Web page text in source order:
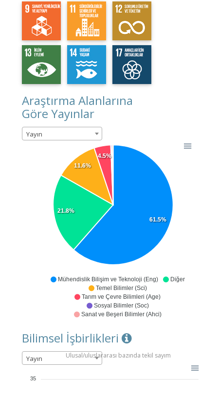
Araştırma Alanlarına
Göre Yayınlar
Yayın
Mühendislik Bilişim ve Teknoloji (Eng)
Diğer
Temel Bilimler (Sci)
Tarım ve Çevre Bilimleri (Age)
Sosyal Bilimler (Soc)
Sanat ve Beşeri Bilimler (Ahci)
61.5%
21.8%
11.6%
4.5%
Bilimsel İşbirlikleri
Yayın Ulusal/uluslararası bazında tekil sayım
35